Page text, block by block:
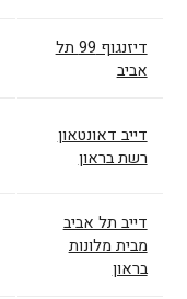
דיזנגוף 99 תל
אביב
דייב דאונטאון
רשת בראון
דייב תל אביב
מבית מלונות
בראון